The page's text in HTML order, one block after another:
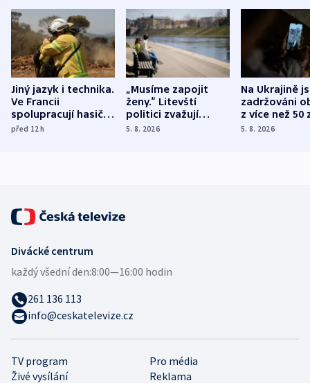
Jiný jazyk i technika.
Ve Francii
spolupracují hasiči z
různých zemí
před 12h
„Musíme zapojit
ženy.“ Litevští
politici zvažují
dohodu o
5. 8. 2026
Na Ukrajině
zadržováni
z více než 50
Bojovali na
5. 8. 2026
TV program
Pro média
Živé vysílání
Reklama
Divácké centrum
každý všední den:8:00—16:00 hodin
261 136 113
info@ceskatelevize.cz